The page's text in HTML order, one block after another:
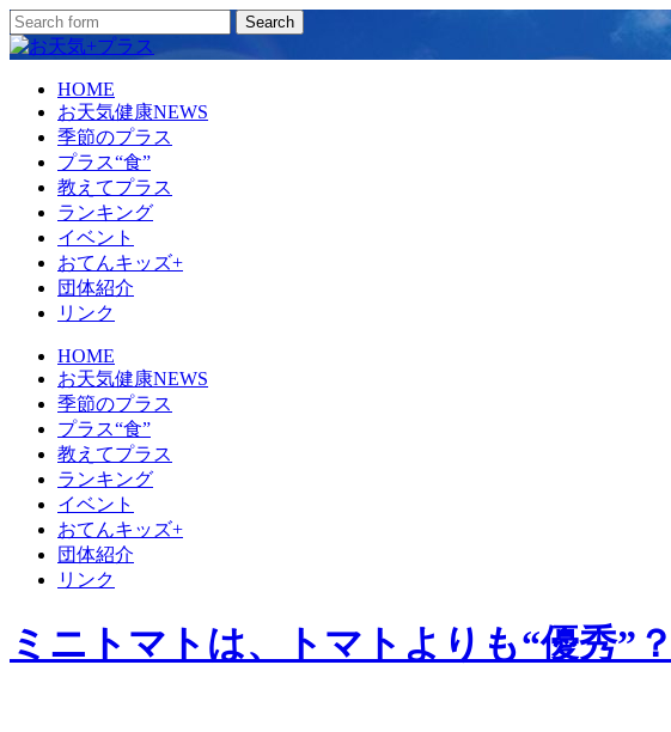
HOME
お天気健康NEWS
季節のプラス
プラス“食”
教えてプラス
ランキング
イベント
おてんキッズ+
団体紹介
リンク
HOME
お天気健康NEWS
季節のプラス
プラス“食”
教えてプラス
ランキング
イベント
おてんキッズ+
団体紹介
リンク
ミニトマトは、トマトよりも“優秀”？